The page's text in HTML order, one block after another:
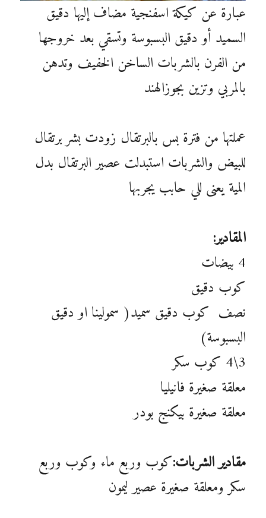
عبارة عن كيكة اسفنجية مضاف إليها دقيق
السميد أو دقيق البسبوسة وتسقي بعد خروجها
من الفرن بالشربات الساخن الخفيف وتدهن
بالمربي وتزين بجوزالهند
عملتها من فترة بس بالبرتقال زودت بشر برتقال
للبيض والشربات استبدلت عصير البرتقال بدل
المية يعنى للي حابب يجربها
المقادير:
4 بيضات
كوب دقيق
نصف كوب دقيق سميد( سمولينا او دقيق
البسبوسة)
3\4 كوب سكر
معلقة صغيرة فانيليا
معلقة صغيرة بيكنج بودر
مقادير الشربات:كوب وربع ماء وكوب وربع
سكر ومعلقة صغيرة عصير ليمون